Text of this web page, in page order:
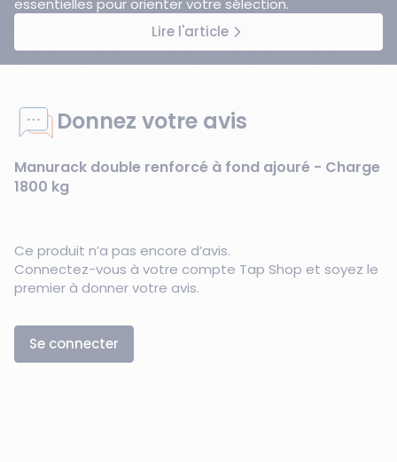
essentielles pour orienter votre sélection.
Lire l'article
Donnez votre avis
Manurack double renforcé à fond ajouré - Charge
1800 kg
Ce produit n’a pas encore d’avis.
Connectez-vous à votre compte Tap Shop et soyez le
premier à donner votre avis.
Se connecter